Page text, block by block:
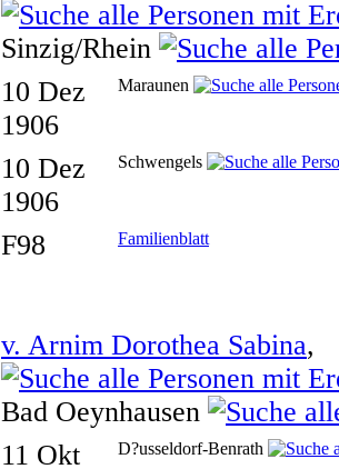
Sinzig/Rhein
10 Dez
1906
Maraunen
10 Dez
1906
Schwengels
F98 Familienblatt
v. Arnim Dorothea Sabina,
Bad Oeynhausen
11 Okt
D?usseldorf-Benrath